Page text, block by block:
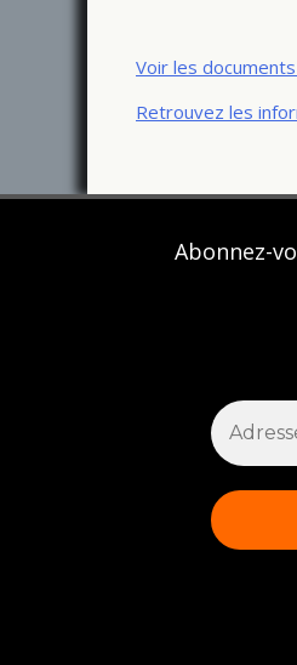
Voir les
Retrouvez les
Abonnez-